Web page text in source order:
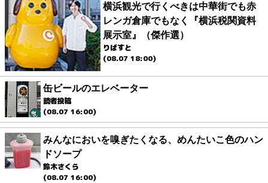
横浜観光で行くべきは中華街でも赤
レンガ倉庫でもなく『横浜税関資料
展示室』（傑作選）
りばすと
(08.07 18:00)
缶ビールのエレベーター
読者投稿
(08.07 16:00)
みんなにおいを嗅ぎたくなる、めんたいこ色のハン
ドソープ
鈴木さくら
(08.07 16:00)